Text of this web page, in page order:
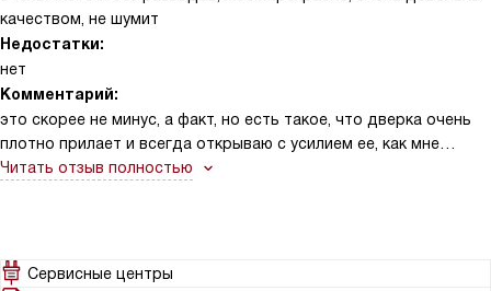
качеством, не шумит
Недостатки:
нет
Комментарий:
это скорее не минус, а факт, но есть такое, что дверка очень
плотно прилает и всегда открываю с усилием ее, как мне
сказали это все нормально, но, когда снимала квартиру у
Читать отзыв полностью
Сервисные центры